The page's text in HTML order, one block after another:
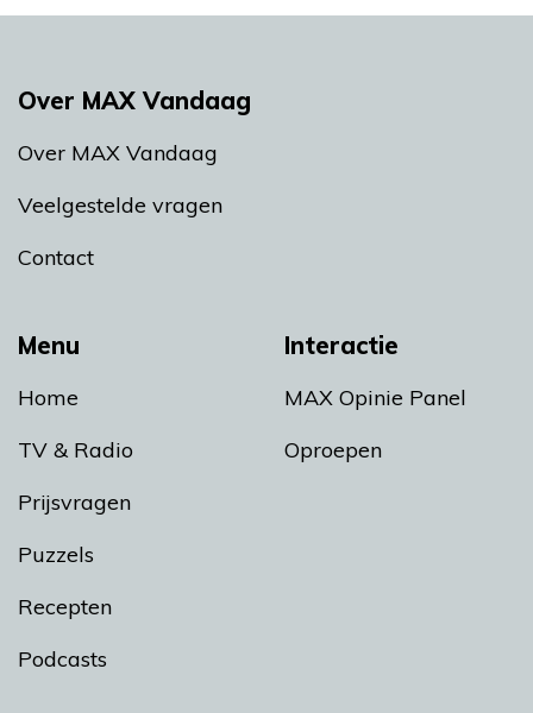
Menu
Home
TV & Radio
Prijsvragen
Puzzels
Recepten
Podcasts
Interactie
MAX Opinie Panel
Oproepen
Over MAX Vandaag
Over MAX Vandaag
Veelgestelde vragen
Contact